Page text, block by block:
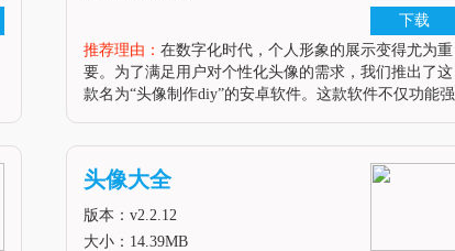
下载
推荐理由： 在数字化时代，个人形象的展示变得尤为重
要。为了满足用户对个性化头像的需求，我们推出了这
款名为“头像制作diy”的安卓软件。这款软件不仅功能强
头像大全
版本：v2.2.12
大小：14.39MB